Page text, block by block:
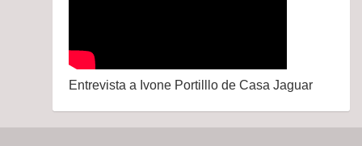
Entrevista a Ivone Portilllo de Casa Jaguar